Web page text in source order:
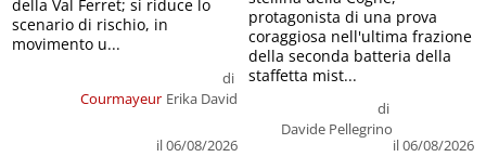
Courmayeur
di
Erika David
il 06/08/2026
della Val Ferret; si riduce lo
scenario di rischio, in
movimento u...
di
Davide Pellegrino
il 06/08/2026
protagonista di una prova
coraggiosa nell'ultima frazione
della seconda batteria della
staffetta mist...